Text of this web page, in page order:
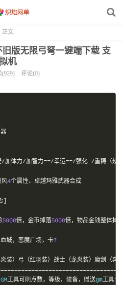
正文
版无限弓弩一键端下载 支
机
(929) 评论(0)
/加体力/加智力==/幸运==/强化 /重铸（翅
风4个属性、卓越玛雅武器合成
]
5000倍，金币掉落5000倍，物品金钱整体掉
城，恶魔广场，卡7
装）弓（红羽装）战士（龙炎装）魔剑（奔
GM工具可刷点数，等级，装备，赠送gm工具一